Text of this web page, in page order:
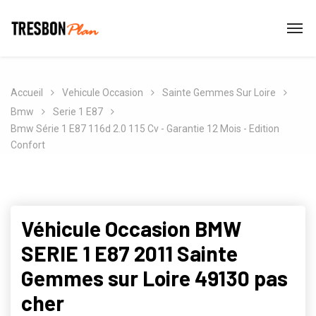
Accueil Vehicule Occasion
Sainte Gemmes Sur Loire
Bmw
Serie 1 E87
Bmw Série 1 E87 116d 2.0 115 Cv - Garantie 12 Mois - Edition
Confort
Véhicule Occasion BMW
SERIE 1 E87 2011 Sainte
Gemmes sur Loire 49130 pas
cher